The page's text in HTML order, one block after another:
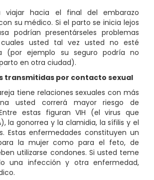
viajar hacia el final del embarazo
su médico. Si el parto se inicia lejos
podrían presentárseles problemas
usted tal vez usted no esté
(por ejemplo su seguro podría no
en otra ciudad).
transmitidas por contacto sexual
tiene relaciones sexuales con más
usted correrá mayor riesgo de
estas figuran VIH (el virus que
la gonorrea y la clamidia, la sífilis y el
Estas enfermedades constituyen un
la mujer como para el feto, de
utilizarse condones. Si usted teme
una infección y otra enfermedad,